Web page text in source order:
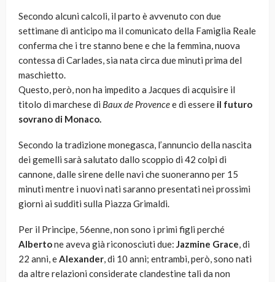
Secondo alcuni calcoli, il parto è avvenuto con due
settimane di anticipo ma il comunicato della Famiglia Reale
conferma che i tre stanno bene e che la femmina, nuova
contessa di Carlades, sia nata circa due minuti prima del
maschietto.
Questo, però, non ha impedito a Jacques di acquisire il
titolo di marchese di Baux de Provencee di essere il futuro
sovrano di Monaco.
Secondo la tradizione monegasca, l’annuncio della nascita
dei gemelli sarà salutato dallo scoppio di 42 colpi di
cannone, dalle sirene delle navi che suoneranno per 15
minuti mentre i nuovi nati saranno presentati nei prossimi
giorni ai sudditi sulla Piazza Grimaldi.
Per il Principe, 56enne, non sono i primi figli perché
Albertone aveva già riconosciuti due: Jazmine Grace, di
22 anni, eAlexander, di 10 anni; entrambi, però, sono nati
da altre relazioni considerate clandestine tali da non